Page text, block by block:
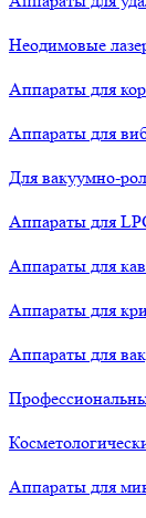
Неодимовые
Аппараты для
Аппараты для
Для вакуумно-
Аппараты для
Аппараты для
Аппараты для
Аппараты для
Аппараты для